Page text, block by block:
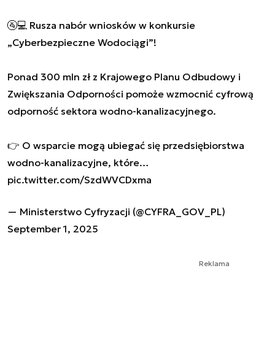
🚰💻 Rusza nabór wniosków w konkursie
„Cyberbezpieczne Wodociągi”!
Ponad 300 mln zł z Krajowego Planu Odbudowy i
Zwiększania Odporności pomoże wzmocnić cyfrową
odporność sektora wodno-kanalizacyjnego.
👉 O wsparcie mogą ubiegać się przedsiębiorstwa
wodno-kanalizacyjne, które…
pic.twitter.com/SzdWVCDxma
— Ministerstwo Cyfryzacji (@CYFRA_GOV_PL)
September 1, 2025
Reklama